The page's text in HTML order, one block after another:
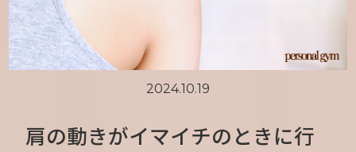
2024.10.19
肩の動きがイマイチのときに行